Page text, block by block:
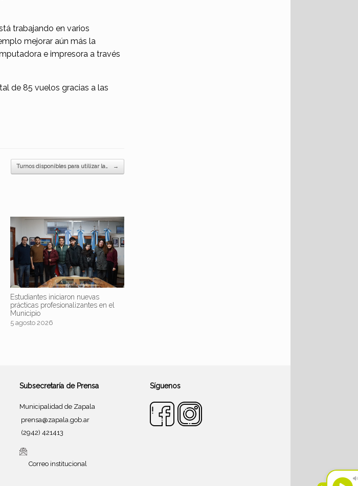
trabajando en varios
mejorar aún más la
e impresora a través
de 85 vuelos gracias a las
Turnos disponibles para utilizar la… →
Estudiantes iniciaron nuevas
prácticas profesionalizantes en el
Municipio
5 agosto 2026
Subsecretaría de Prensa
Municipalidad de Zapala
prensa@zapala.gob.ar
(2942) 421413
Correo institucional
Síguenos